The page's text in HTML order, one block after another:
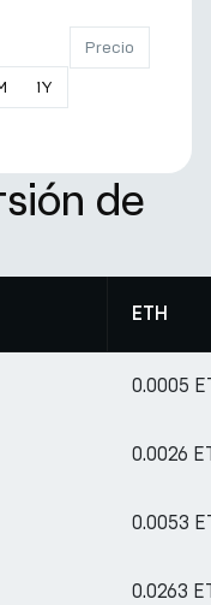
1Y
Precio
de
ETH
0.0005
0.0026
0.0053
0.0263